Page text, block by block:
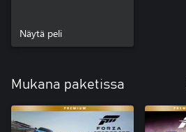
Näytä peli
Mukana paketissa